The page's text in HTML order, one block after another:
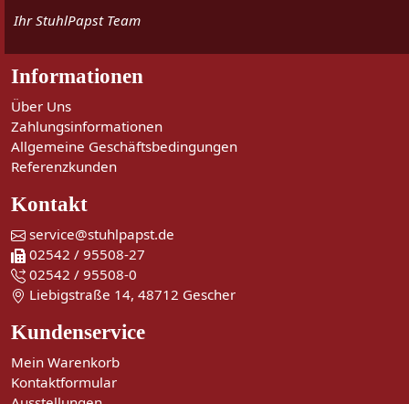
Ihr StuhlPapst Team
Informationen
Über Uns
Zahlungsinformationen
Allgemeine Geschäftsbedingungen
Referenzkunden
Kontakt
service@stuhlpapst.de
02542 / 95508-27
02542 / 95508-0
Liebigstraße 14, 48712 Gescher
Kundenservice
Mein Warenkorb
Kontaktformular